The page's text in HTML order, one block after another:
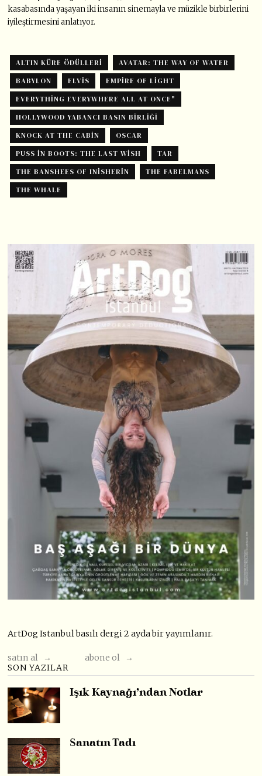
kasabasında yaşayan iki insanın sinemayla ve müzikle birbirlerini
iyileştirmesini anlatıyor.
ALTIN KÜRE ÖDÜLLERI
AVATAR: THE WAY OF WATER
BABYLON
ELVIS
EMPIRE OF LIGHT
EVERYTHING EVERYWHERE ALL AT ONCE"
HOLLYWOOD YABANCI BASIN BIRLIĞI
KNOCK AT THE CABIN
OSCAR
PUSS IN BOOTS: THE LAST WISH
TAR
THE BANSHEES OF INISHERIN
THE FABELMANS
THE WHALE
ArtDog Istanbul basılı dergi 2 ayda bir yayımlanır.
satın al →
abone ol →
SON YAZILAR
Işık Kaynağı’ndan Notlar
Sanatın Tadı